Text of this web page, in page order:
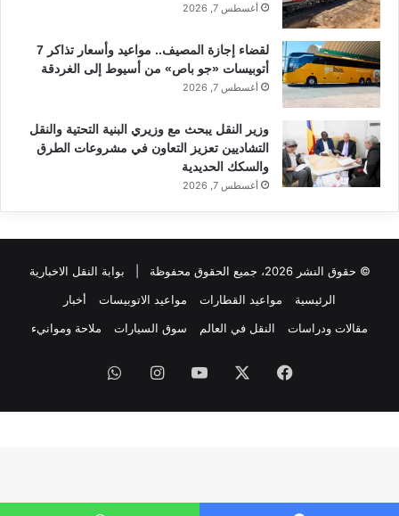
أغسطس 7, 2026
لقضاء إجازة المصيف.. مواعيد وأسعار تذاكر 7
أتوبيسات «جو باص» من أسيوط إلى الغردقة
أغسطس 7, 2026
وزير النقل يبحث مع وزيري البنية التحتية والنقل
التشاديين تعزيز التعاون في مشروعات الطرق
والسكك الحديدية
أغسطس 7, 2026
© حقوق النشر 2026، جميع الحقوق محفوظة |
بوابة النقل الاخبارية
الرئيسية
مواعيد القطارات مواعيد الاتوبيسات
أخبار
مقالات ودراسات
النقل في العالم سوق السيارات ملاحة وموانيء
فيسبوك ‫YouTubeانستقرام